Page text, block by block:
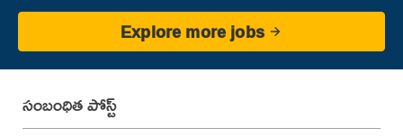
Explore more jobs
సంబంధిత పోస్ట్